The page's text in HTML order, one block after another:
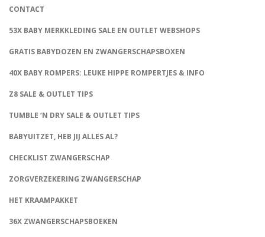
CONTACT
53X BABY MERKKLEDING SALE EN OUTLET WEBSHOPS
GRATIS BABYDOZEN EN ZWANGERSCHAPSBOXEN
40X BABY ROMPERS: LEUKE HIPPE ROMPERTJES & INFO
Z8 SALE & OUTLET TIPS
TUMBLE ‘N DRY SALE & OUTLET TIPS
BABYUITZET, HEB JIJ ALLES AL?
CHECKLIST ZWANGERSCHAP
ZORGVERZEKERING ZWANGERSCHAP
HET KRAAMPAKKET
36X ZWANGERSCHAPSBOEKEN